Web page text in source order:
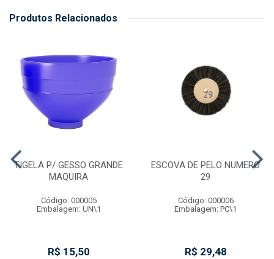
Produtos Relacionados
TIGELA P/ GESSO GRANDE
MAQUIRA
Código: 000005
Embalagem: UN\1
R$ 15,50
ESCOVA DE PELO NUMERO
29
Código: 000006
Embalagem: PC\1
R$ 29,48